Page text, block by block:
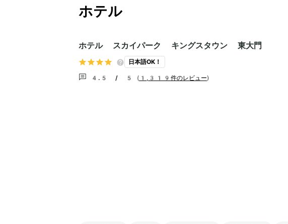
ホテル
ホテル スカイパーク キングスタウン 東大門
日本語OK！
4.5 / 5 ( 1,319件のレビュー)